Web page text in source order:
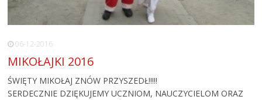
06-12-2016
MIKOŁAJKI 2016
ŚWIĘTY MIKOŁAJ ZNÓW PRZYSZEDŁ!!!!!
SERDECZNIE DZIĘKUJEMY UCZNIOM, NAUCZYCIELOM ORAZ